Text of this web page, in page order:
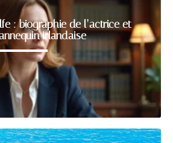
: biographie de l’actrice et
irlandaise